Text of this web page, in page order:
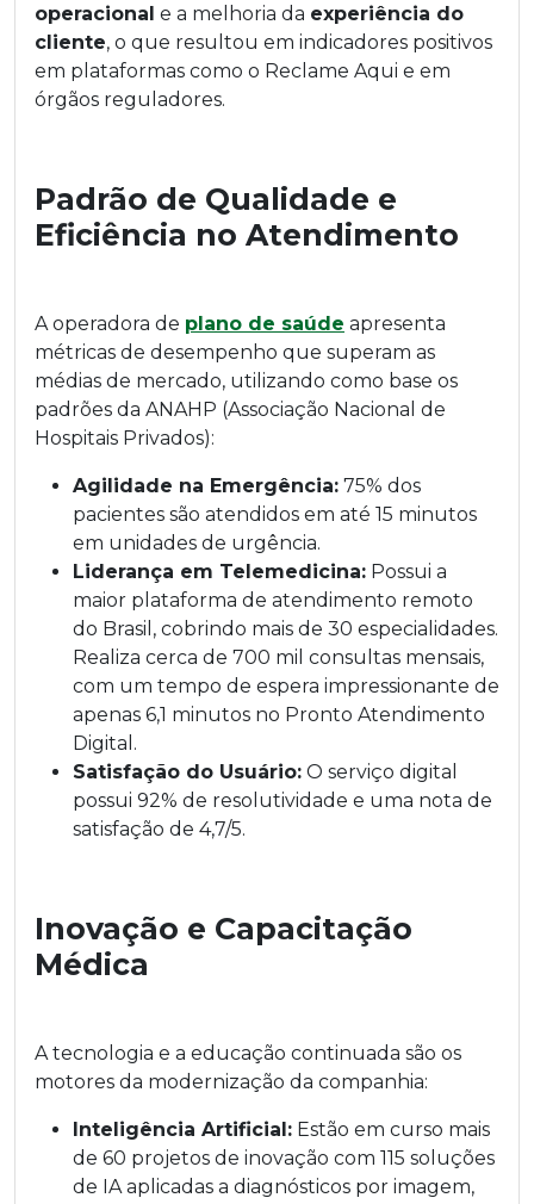
operacional e a melhoria da experiência do
cliente, o que resultou em indicadores positivos
em plataformas como o Reclame Aqui e em
órgãos reguladores.
Padrão de Qualidade e
Eficiência no Atendimento
A operadora de plano de saúde apresenta
métricas de desempenho que superam as
médias de mercado, utilizando como base os
padrões da ANAHP (Associação Nacional de
Hospitais Privados):
Agilidade na Emergência: 75% dos
pacientes são atendidos em até 15 minutos
em unidades de urgência.
Liderança em Telemedicina: Possui a
maior plataforma de atendimento remoto
do Brasil, cobrindo mais de 30 especialidades.
Realiza cerca de 700 mil consultas mensais,
com um tempo de espera impressionante de
apenas 6,1 minutos no Pronto Atendimento
Digital.
Satisfação do Usuário: O serviço digital
possui 92% de resolutividade e uma nota de
satisfação de 4,7/5.
Inovação e Capacitação
Médica
A tecnologia e a educação continuada são os
motores da modernização da companhia:
Inteligência Artificial: Estão em curso mais
de 60 projetos de inovação com 115 soluções
de IA aplicadas a diagnósticos por imagem,